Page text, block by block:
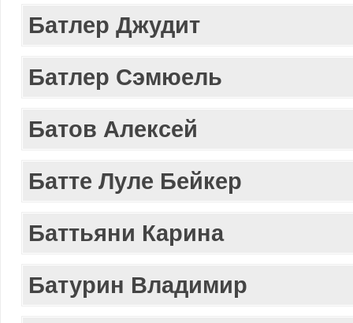
Батлер Джудит
Батлер Сэмюель
Батов Алексей
Батте Луле Бейкер
Баттьяни Карина
Батурин Владимир